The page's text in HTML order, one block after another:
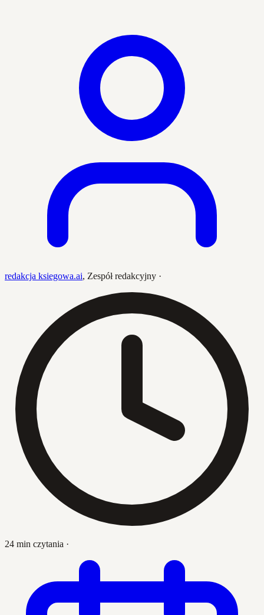
redakcja ksiegowa.ai, Zespół redakcyjny ·
24 min czytania ·